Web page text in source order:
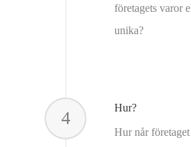
företagets varor
unika?
4
Hur?
Hur når